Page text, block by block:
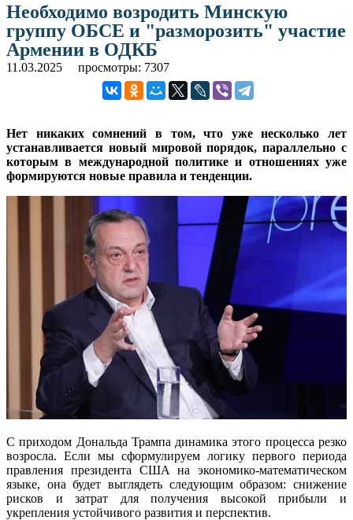
Необходимо возродить Минскую
группу ОБСЕ и "разморозить" участие
Армении в ОДКБ
11.03.2025 просмотры: 7307
Нет никаких сомнений в том, что уже несколько лет
устанавливается новый мировой порядок, параллельно с
которым в международной политике и отношениях уже
формируются новые правила и тенденции.
С приходом Дональда Трампа динамика этого процесса резко
возросла. Если мы сформулируем логику первого периода
правления президента США на экономико-математическом
языке, она будет выглядеть следующим образом: снижение
рисков и затрат для получения высокой прибыли и
укрепления устойчивого развития и перспектив.